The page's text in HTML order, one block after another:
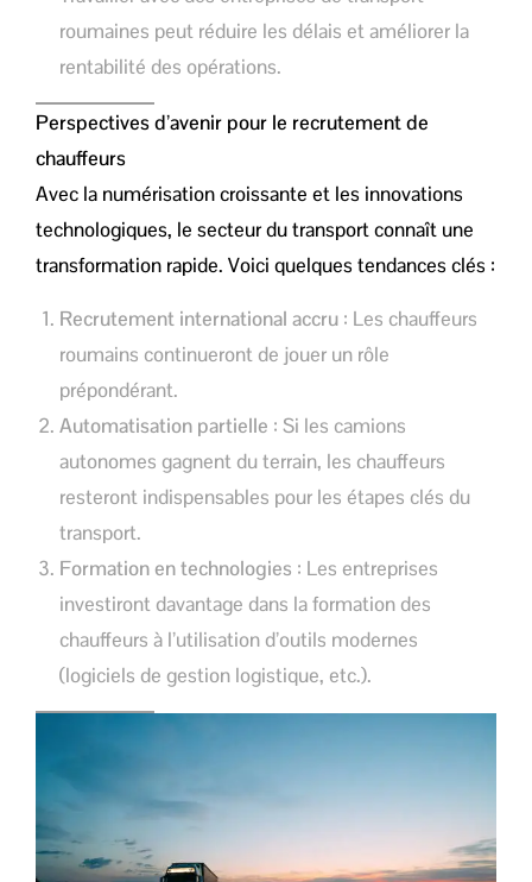
roumaines peut réduire les délais et améliorer la
rentabilité des opérations.
Perspectives d’avenir pour le recrutement de
chauffeurs
Avec la numérisation croissante et les innovations
technologiques, le secteur du transport connaît une
transformation rapide. Voici quelques tendances clés :
Recrutement international accru : Les chauffeurs
roumains continueront de jouer un rôle
prépondérant.
Automatisation partielle : Si les camions
autonomes gagnent du terrain, les chauffeurs
resteront indispensables pour les étapes clés du
transport.
Formation en technologies : Les entreprises
investiront davantage dans la formation des
chauffeurs à l’utilisation d’outils modernes
(logiciels de gestion logistique, etc.).